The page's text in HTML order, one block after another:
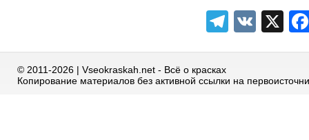
VK X
© 2011-2026 | Vseokraskah.net - Всё о красках
Копирование материалов без активной ссылки на